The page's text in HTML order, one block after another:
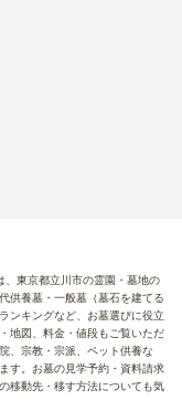
、東京都立川市の霊園・墓地の
供養墓・一般墓（墓石を建てる
ンキングなど、お墓選びに役立
地図、料金・値段もご覧いただ
、宗教・宗派、ペット供養な
す。お墓の見学予約・資料請求
移動先・移す方法についても気